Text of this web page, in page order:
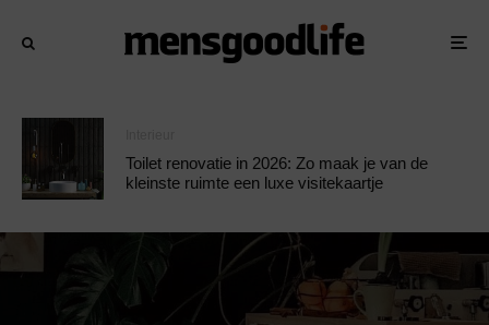
Toilet renovatie in 2026: Zo maak je van de
kleinste ruimte een luxe visitekaartje